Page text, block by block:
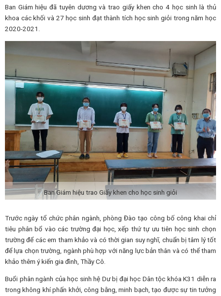
Ban Giám hiệu đã tuyên dương và trao giấy khen cho 4 học sinh là thủ
khoa các khối và 27 học sinh đạt thành tích học sinh giỏi trong năm học
2020-2021.
Ban Giám hiệu trao Giấy khen cho học sinh giỏi
Trước ngày tổ chức phân ngành, phòng Đào tạo công bố công khai chỉ
tiêu phân bổ vào các trường đại học, xếp thứ tự ưu tiên học sinh chọn
trường để các em tham khảo và có thời gian suy nghĩ, chuẩn bị tâm lý tốt
để lựa chọn trường, ngành phù hợp với năng lực bản thân và có thể tham
khảo thêm ý kiến gia đình, Thầy Cô.
Buổi phân ngành của học sinh hệ Dư bị đại học Dân tộc khóa K31 diễn ra
trong không khí phấn khởi, công bằng, minh bạch, tạo được sự tin tưởng